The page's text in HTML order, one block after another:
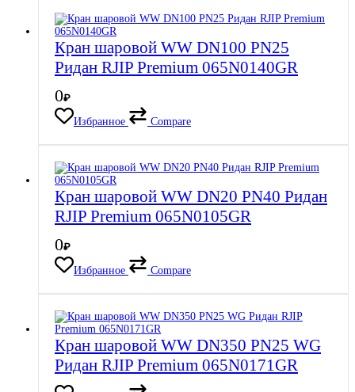
Кран шаровой WW DN100 PN25
Ридан RJIP Premium 065N0140GR
0₽
Избранное
Compare
Кран шаровой WW DN20 PN40 Ридан
RJIP Premium 065N0105GR
0₽
Избранное
Compare
Кран шаровой WW DN350 PN25 WG
Ридан RJIP Premium 065N0171GR